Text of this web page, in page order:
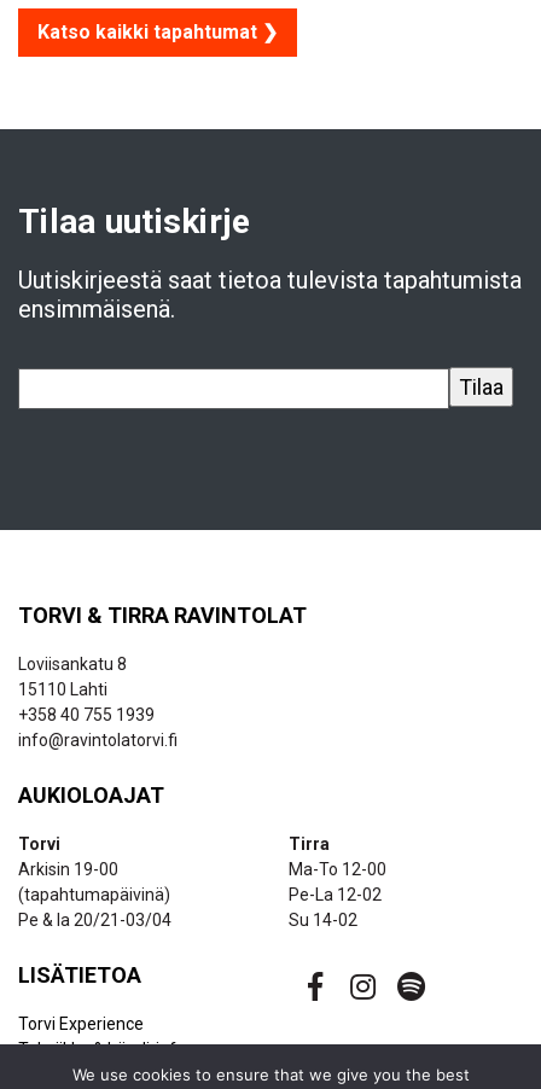
Katso kaikki tapahtumat ❯
Tilaa uutiskirje
Uutiskirjeestä saat tietoa tulevista tapahtumista
ensimmäisenä.
TORVI & TIRRA RAVINTOLAT
Loviisankatu 8
15110 Lahti
+358 40 755 1939
info@ravintolatorvi.fi
AUKIOLOAJAT
Torvi
Arkisin 19-00
(tapahtumapäivinä)
Pe & la 20/21-03/04
Tirra
Ma-To 12-00
Pe-La 12-02
Su 14-02
LISÄTIETOA
Torvi Experience
Tekniikka & bändi-info
Ravintolapalvelut
We use cookies to ensure that we give you the best